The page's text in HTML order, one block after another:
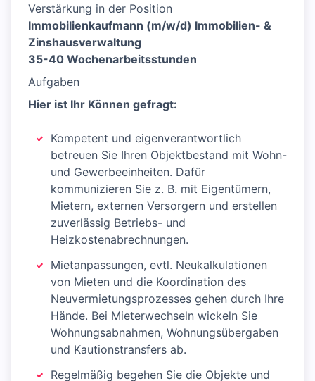
Verstärkung in der Position
Immobilienkaufmann (m/w/d) Immobilien- &
Zinshausverwaltung
35-40 Wochenarbeitsstunden
Aufgaben
Hier ist Ihr Können gefragt:
Kompetent und eigenverantwortlich
betreuen Sie Ihren Objektbestand mit Wohn-
und Gewerbeeinheiten. Dafür
kommunizieren Sie z. B. mit Eigentümern,
Mietern, externen Versorgern und erstellen
zuverlässig Betriebs- und
Heizkostenabrechnungen.
Mietanpassungen, evtl. Neukalkulationen
von Mieten und die Koordination des
Neuvermietungsprozesses gehen durch Ihre
Hände. Bei Mieterwechseln wickeln Sie
Wohnungsabnahmen, Wohnungsübergaben
und Kautionstransfers ab.
Regelmäßig begehen Sie die Objekte und